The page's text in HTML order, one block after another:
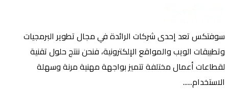
سوفتكس تعد إحدى شركات الرائدة في مجال تطوير البرمجيات
وتطبيقات الويب والمواقع الإلكترونية، فنحن ننتج حلول تقنية
لقطاعات أعمال مختلفة تتميز بواجهة مهنية مرنة وسهلة
الاستخدام......